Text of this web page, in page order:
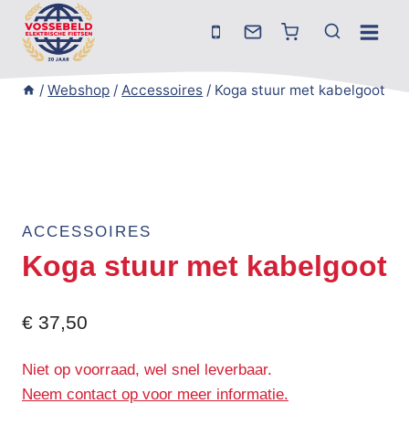
Doorgaan
naar
inhoud
/ Webshop / Accessoires / Koga stuur met kabelgoot
ACCESSOIRES
Koga stuur met kabelgoot
€ 37,50
Niet op voorraad, wel snel leverbaar.
Neem contact op voor meer informatie.